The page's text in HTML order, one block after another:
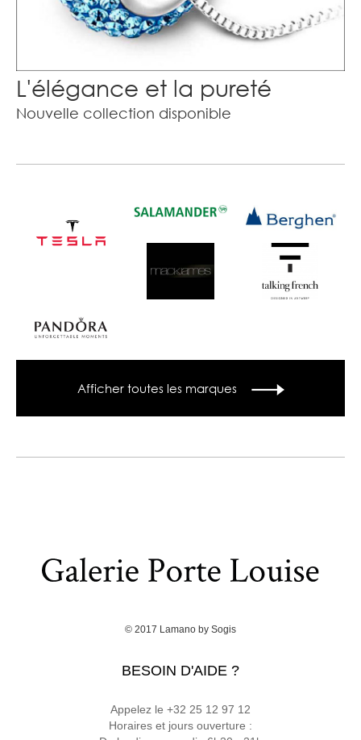
L'élégance et la pureté
Nouvelle collection disponible
Afficher toutes les marques
© 2017 Lamano by Sogis
BESOIN D'AIDE ?
Appelez le +32 25 12 97 12
Horaires et jours ouverture :